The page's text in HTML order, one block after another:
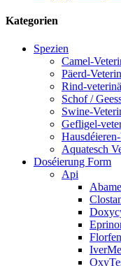
Kategorien
Spezien
Camel-
Päerd-
Rind-
Schof /
Swine-
Gefligel-
Aquatesch
Doséierung Form
Api